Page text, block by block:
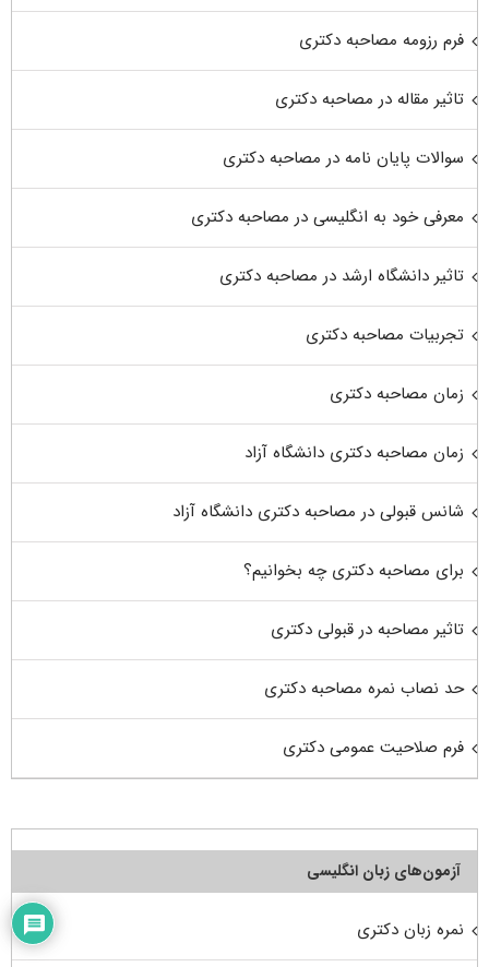
فرم رزومه مصاحبه دکتری
تاثیر مقاله در مصاحبه دکتری
سوالات پایان نامه در مصاحبه دکتری
معرفی خود به انگلیسی در مصاحبه دکتری
تاثیر دانشگاه ارشد در مصاحبه دکتری
تجربیات مصاحبه دکتری
زمان مصاحبه دکتری
زمان مصاحبه دکتری دانشگاه آزاد
شانس قبولی در مصاحبه دکتری دانشگاه آزاد
برای مصاحبه دکتری چه بخوانیم؟
تاثیر مصاحبه در قبولی دکتری
حد نصاب نمره مصاحبه دکتری
فرم صلاحیت عمومی دکتری
آزمون‌های زبان انگلیسی
نمره زبان دکتری